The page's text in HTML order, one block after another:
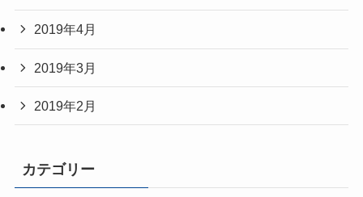
2019年4月
2019年3月
2019年2月
カテゴリー